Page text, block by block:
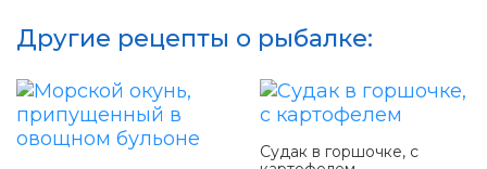
Другие рецепты о рыбалке:
Судак в горшочке, с